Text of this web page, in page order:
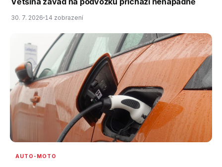
30. 7. 2026 14 zobrazení
AUTO-MOTO